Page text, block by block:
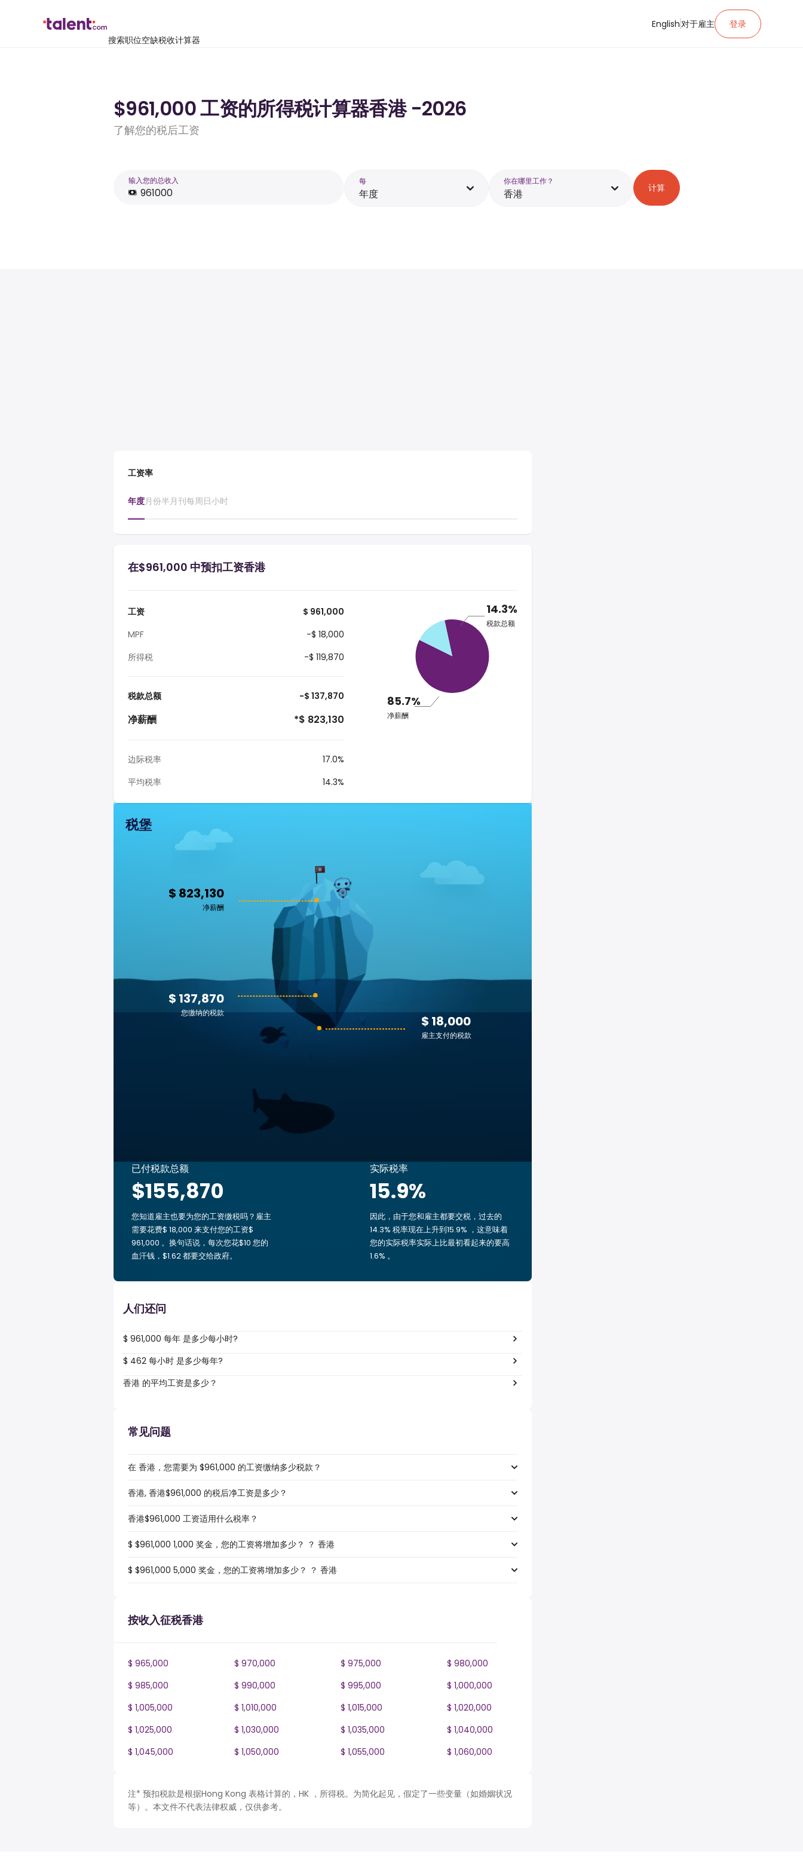
搜索职位空缺税收计算器
English对于雇主 登录
$961,000 工资的所得税计算器香港 -2026
了解您的税后工资
输入您的总收入 每
年度
你在哪里工作？
香港 计算
工资率
年度月份半月刊每周日小时
在$961,000 中预扣工资香港
工资
$ 961,000
MPF
-$ 18,000
所得税
-$ 119,870
税款总额 -$ 137,870
净薪酬 *$ 823,130
边际税率
17.0%
平均税率
14.3%
14.3%
税款总额
85.7%
净薪酬
税堡
$ 823,130
净薪酬
$ 18,000
雇主支付的税款
$ 137,870
您缴纳的税款
已付税款总额
$155,870
您知道雇主也要为您的工资缴税吗？雇主
需要花费$ 18,000 来支付您的工资$
961,000 。换句话说，每次您花$10 您的
血汗钱，$1.62 都要交给政府。
实际税率
15.9%
因此，由于您和雇主都要交税，过去的
14.3% 税率现在上升到15.9% ，这意味着
您的实际税率实际上比最初看起来的要高
1.6% 。
人们还问
$ 961,000 每年 是多少每小时?
$ 462 每小时 是多少每年?
香港 的平均工资是多少？
常见问题
在 香港，您需要为 $961,000 的工资缴纳多少税款？
香港, 香港$961,000 的税后净工资是多少？
香港$961,000 工资适用什么税率？
$ $961,000 1,000 奖金，您的工资将增加多少？ ？ 香港
$ $961,000 5,000 奖金，您的工资将增加多少？ ？ 香港
按收入征税香港
$ 965,000 $ 970,000 $ 975,000
$ 980,000
$ 985,000
$ 990,000 $ 995,000
$ 1,000,000
$ 1,005,000
$ 1,010,000 $ 1,015,000
$ 1,020,000
$ 1,025,000
$ 1,030,000 $ 1,035,000
$ 1,040,000
$ 1,045,000
$ 1,050,000 $ 1,055,000 $ 1,060,000
注* 预扣税款是根据Hong Kong 表格计算的，HK ，所得税。为简化起见，假定了一些变量（如婚姻状况
等）。本文件不代表法律权威，仅供参考。